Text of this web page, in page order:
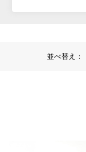
並べ替え：